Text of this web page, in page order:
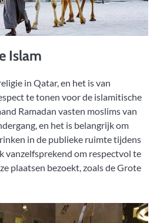
Islam
in Qatar, en het is van
te tonen voor de islamitische
Ramadan vasten moslims van
en het is belangrijk om
in de publieke ruimte tijdens
vanzelfsprekend om respectvol te
plaatsen bezoekt, zoals de Grote